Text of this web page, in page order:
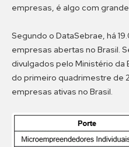
empresas, é algo com
Segundo o DataSebrae, há
empresas abertas no Brasil.
divulgados pelo Ministério
do primeiro quadrimestre de
empresas ativas no Brasil.